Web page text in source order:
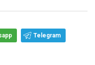
Telegram